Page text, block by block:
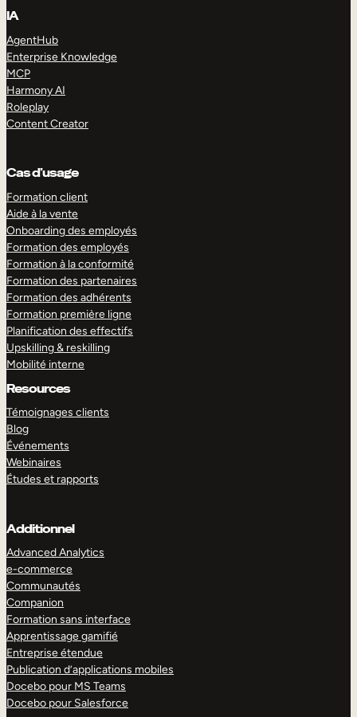
IA
AgentHub
Enterprise Knowledge
MCP
Harmony AI
Roleplay
Content Creator
Cas d’usage
Formation client
Aide à la vente
Onboarding des employés
Formation des employés
Formation à la conformité
Formation des partenaires
Formation des adhérents
Formation première ligne
Planification des effectifs
Upskilling & reskilling
Mobilité interne
Resources
Témoignages clients
Blog
Événements
Webinaires
Études et rapports
Additionnel
Advanced Analytics
e-commerce
Communautés
Companion
Formation sans interface
Apprentissage gamifié
Entreprise étendue
Publication d’applications mobiles
Docebo pour MS Teams
Docebo pour Salesforce